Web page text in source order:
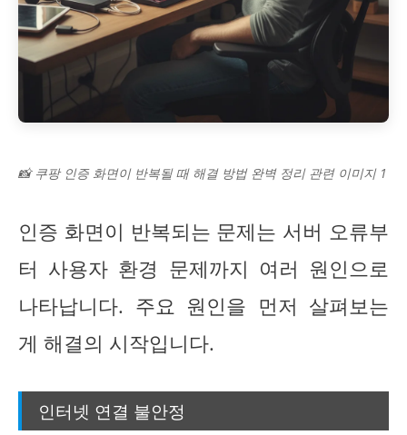
📸 쿠팡 인증 화면이 반복될 때 해결 방법 완벽 정리 관련 이미지 1
인증 화면이 반복되는 문제는 서버 오류부
터 사용자 환경 문제까지 여러 원인으로
나타납니다. 주요 원인을 먼저 살펴보는
게 해결의 시작입니다.
인터넷 연결 불안정